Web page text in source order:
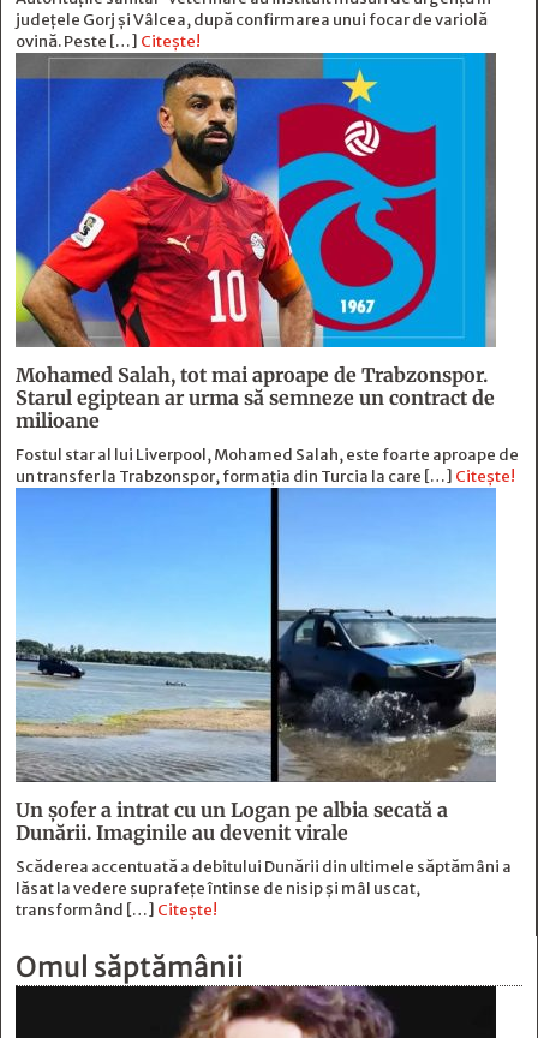
județele Gorj și Vâlcea, după confirmarea unui focar de variolă
ovină. Peste […] Citește!
Mohamed Salah, tot mai aproape de Trabzonspor.
Starul egiptean ar urma să semneze un contract de
milioane
Fostul star al lui Liverpool, Mohamed Salah, este foarte aproape de
un transfer la Trabzonspor, formația din Turcia la care […] Citește!
Un șofer a intrat cu un Logan pe albia secată a
Dunării. Imaginile au devenit virale
Scăderea accentuată a debitului Dunării din ultimele săptămâni a
lăsat la vedere suprafețe întinse de nisip și mâl uscat,
transformând […] Citește!
Omul săptămânii